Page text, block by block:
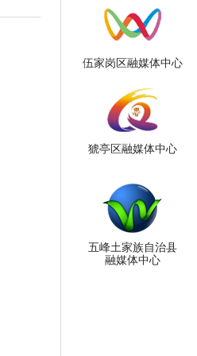
伍家岗区融媒体中心
猇亭区融媒体中心
五峰土家族自治县
融媒体中心